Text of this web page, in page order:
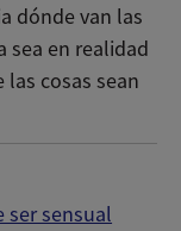
dónde van las
sea en realidad
cosas sean
ser sensual